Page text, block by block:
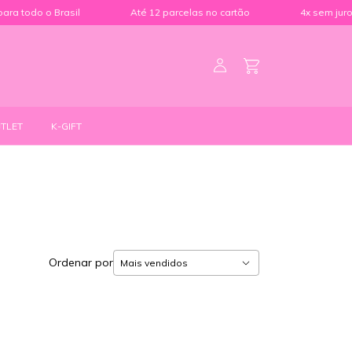
todo o Brasil Até 12 parcelas no cartão 4x sem juros
K-GIFT
Ordenar por